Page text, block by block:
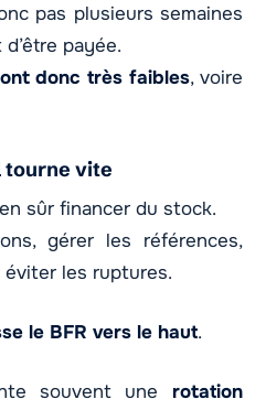
pas plusieurs semaines
payée.
donc très faibles, voire
tourne vite
sûr financer du stock.
gérer les références,
les ruptures.
le BFR vers le haut.
souvent une rotation